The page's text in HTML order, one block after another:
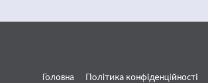
Головна Політика конфіденційності